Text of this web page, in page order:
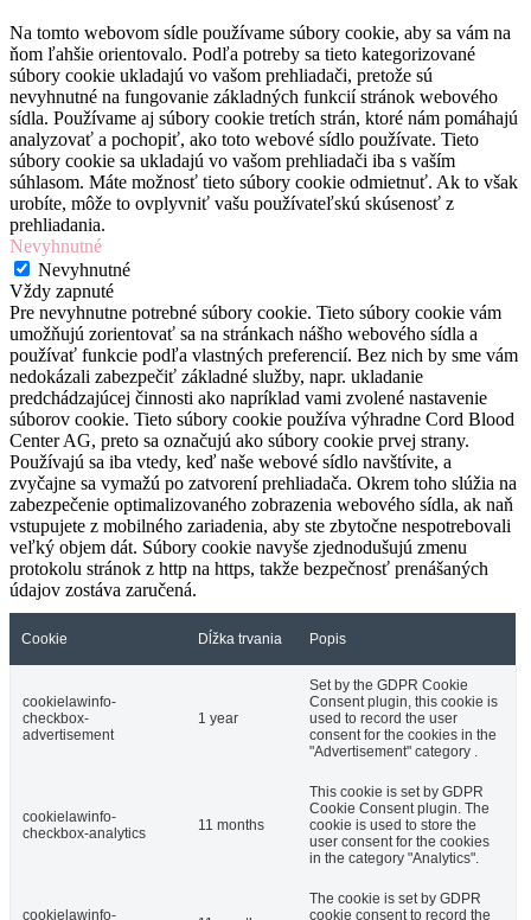
Na tomto webovom sídle používame súbory cookie, aby sa vám na
ňom ľahšie orientovalo. Podľa potreby sa tieto kategorizované
súbory cookie ukladajú vo vašom prehliadači, pretože sú
nevyhnutné na fungovanie základných funkcií stránok webového
sídla. Používame aj súbory cookie tretích strán, ktoré nám pomáhajú
analyzovať a pochopiť, ako toto webové sídlo používate. Tieto
súbory cookie sa ukladajú vo vašom prehliadači iba s vaším
súhlasom. Máte možnosť tieto súbory cookie odmietnuť. Ak to však
urobíte, môže to ovplyvniť vašu používateľskú skúsenosť z
prehliadania.
Nevyhnutné
Nevyhnutné
Vždy zapnuté
Pre nevyhnutne potrebné súbory cookie. Tieto súbory cookie vám
umožňujú zorientovať sa na stránkach nášho webového sídla a
používať funkcie podľa vlastných preferencií. Bez nich by sme vám
nedokázali zabezpečiť základné služby, napr. ukladanie
predchádzajúcej činnosti ako napríklad vami zvolené nastavenie
súborov cookie. Tieto súbory cookie používa výhradne Cord Blood
Center AG, preto sa označujú ako súbory cookie prvej strany.
Používajú sa iba vtedy, keď naše webové sídlo navštívite, a
zvyčajne sa vymažú po zatvorení prehliadača. Okrem toho slúžia na
zabezpečenie optimalizovaného zobrazenia webového sídla, ak naň
vstupujete z mobilného zariadenia, aby ste zbytočne nespotrebovali
veľký objem dát. Súbory cookie navyše zjednodušujú zmenu
protokolu stránok z http na https, takže bezpečnosť prenášaných
údajov zostáva zaručená.
Cookie Dĺžka trvania Popis
cookielawinfo-
checkbox-
advertisement
1 year
Set by the GDPR Cookie
Consent plugin, this cookie is
used to record the user
consent for the cookies in the
"Advertisement" category .
cookielawinfo-
checkbox-analytics
11 months
This cookie is set by GDPR
Cookie Consent plugin. The
cookie is used to store the
user consent for the cookies
in the category "Analytics".
cookielawinfo-
The cookie is set by GDPR
cookie consent to record the